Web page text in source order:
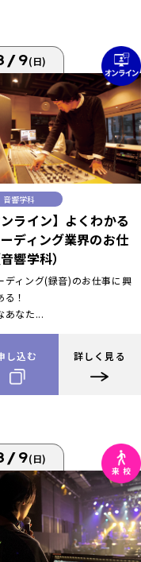
9(日)
音響学科
ンライン】よくわかる
ディング業界のお仕
響学科）
ディング(録音)のお仕事に興
る！
あなた...
し込む 詳しく見る
9(日)